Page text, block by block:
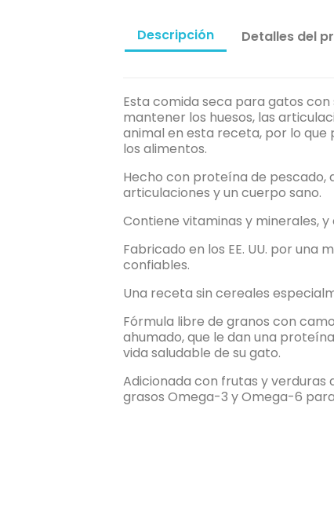
Descripción Detalles del
Esta comida seca para gatos
mantener los huesos, las
animal en esta receta, por lo que
los alimentos.
Hecho con proteína de pescado,
articulaciones y un cuerpo sano.
Contiene vitaminas y minerales,
Fabricado en los EE. UU. por
confiables.
Una receta sin cereales
Fórmula libre de granos con
ahumado, que le dan una
vida saludable de su gato.
Adicionada con frutas y verduras
grasos Omega-3 y Omega-6